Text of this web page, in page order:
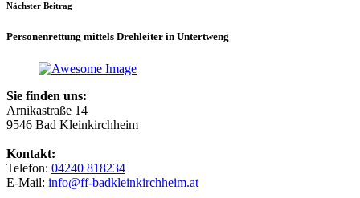
Nächster Beitrag
Personenrettung mittels Drehleiter in Untertweng
Sie finden uns:
Arnikastraße 14
9546 Bad Kleinkirchheim
Kontakt:
Telefon: 04240 818234
E-Mail: info@ff-badkleinkirchheim.at